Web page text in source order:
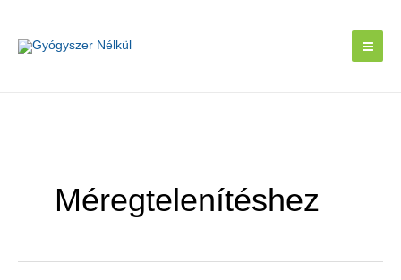
content
Méregtelenítéshez